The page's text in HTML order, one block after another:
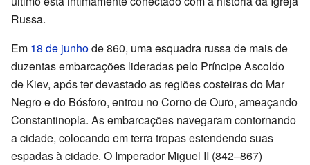
Russa.
Em 18 de junhode 860, uma esquadra russa de mais de
duzentas embarcações lideradas pelo Príncipe Ascoldo
de Kiev, após ter devastado as regiões costeiras do Mar
Negro e do Bósforo, entrou no Corno de Ouro, ameaçando
Constantinopla. As embarcações navegaram contornando
a cidade, colocando em terra tropas estendendo suas
espadas à cidade. O Imperador Miguel II (842–867)